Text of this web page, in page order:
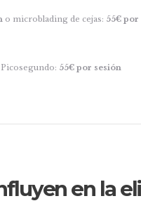
o microblading de cejas: 55€ por
55€ por sesión
en la